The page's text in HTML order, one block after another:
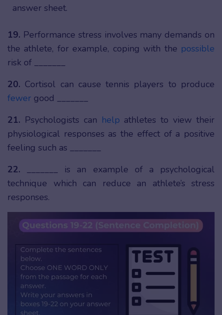
answer sheet.
19. Performance stress involves many demands on
the athlete, for example, coping with the possible
risk of _______
20. Cortisol can cause tennis players to produce
fewer good _______
21. Psychologists can help athletes to view their
physiological responses as the effect of a positive
feeling such as _______
22. _______ is an example of a psychological
technique which can reduce an athlete’s stress
responses.